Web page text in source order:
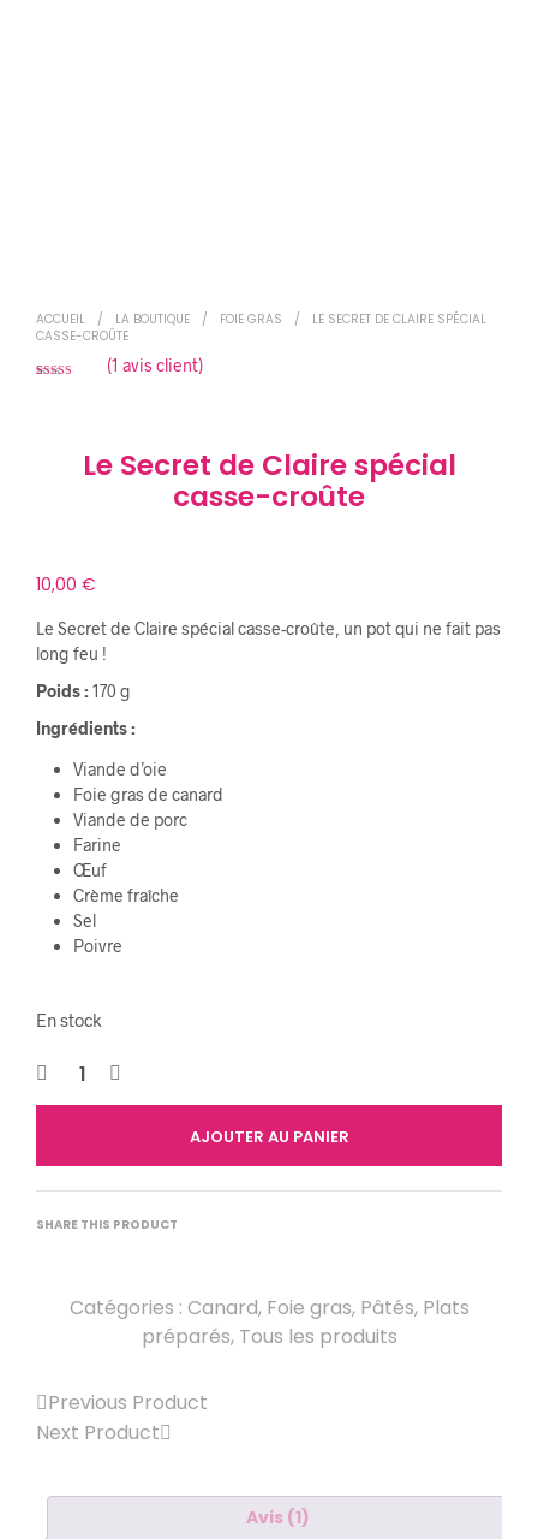
ACCUEIL / LA BOUTIQUE / FOIE GRAS /
LE SECRET DE CLAIRE SPÉCIAL
CASSE-CROÛTE
(1 avis client)
Le Secret de Claire spécial
casse-croûte
10,00 €
Le Secret de Claire spécial casse-croûte, un pot qui ne fait pas
long feu !
Poids :170 g
Ingrédients :
Viande d’oie
Foie gras de canard
Viande de porc
Farine
Œuf
Crème fraîche
Sel
Poivre
En stock
AJOUTER AU PANIER
SHARE THIS PRODUCT
Catégories : Canard, Foie gras, Pâtés, Plats
préparés, Tous les produits
Previous Product
Next Product
Avis (1)